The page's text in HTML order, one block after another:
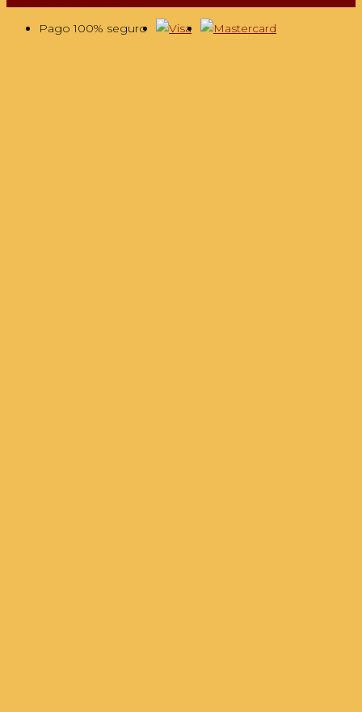
Pago 100% seguro